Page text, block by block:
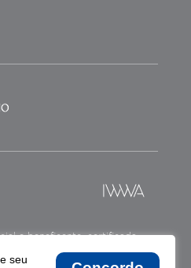
e beneficente, certificada
seu